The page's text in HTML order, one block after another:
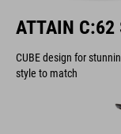
ATTAIN C:62
CUBE design for
style to match